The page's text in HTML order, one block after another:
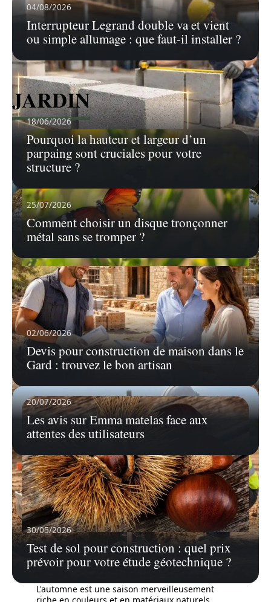
04/08/2026
Interrupteur Legrand double va et vient
ou simple allumage : que faut-il installer ?
25/07/2026
Comment choisir un disque tronçonner
métal sans se tromper ?
20/07/2026
Les avis sur Emma matelas face aux
attentes des utilisateurs
18/06/2026
Pourquoi la hauteur et largeur d’un
parpaing sont cruciales pour votre
structure ?
02/06/2026
Devis pour construction de maison dans le
Gard : trouvez le bon artisan
30/05/2026
Test de sol pour construction : quel prix
prévoir pour votre étude géotechnique ?
Voir tous les articles
JARDIN
26/07/2026
Durée de vie des différentes espèces de
papillons
L'univers des papillons, ces lépidoptères aux
ailes colorées, est un monde fascinant.…
En savoir plus
25/07/2026
Idées de bricolage avec glands et
L'automne est une saison merveilleusement